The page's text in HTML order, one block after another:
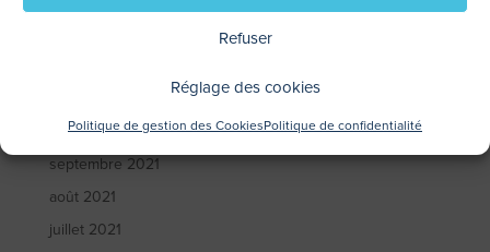
Refuser
Réglage des cookies
Politique de gestion des CookiesPolitique de confidentialité
octobre 2021
septembre 2021
août 2021
juillet 2021